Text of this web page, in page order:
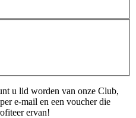
u lid worden van onze Club,
e-mail en een voucher die
ervan!